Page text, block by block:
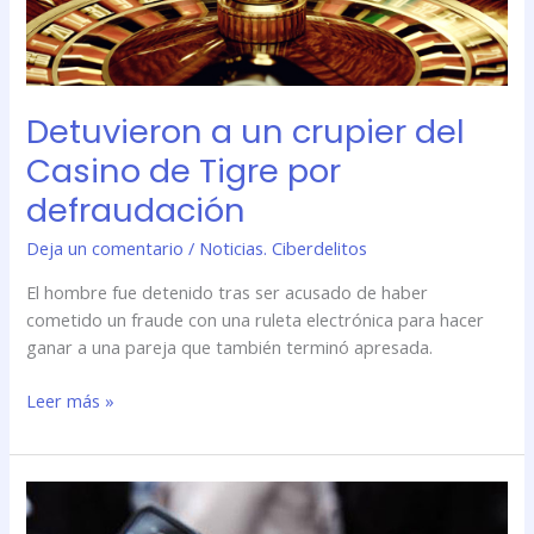
Detuvieron a un crupier del
Casino de Tigre por
defraudación
Deja un comentario / Noticias. Ciberdelitos
El hombre fue detenido tras ser acusado de haber
cometido un fraude con una ruleta electrónica para hacer
ganar a una pareja que también terminó apresada.
defraudación
Leer más »
Nuevas
fórmulas